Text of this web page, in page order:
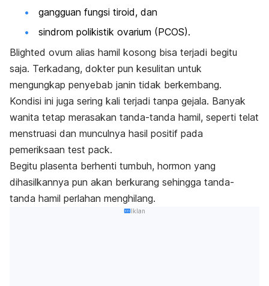
gangguan fungsi tiroid, dan
sindrom polikistik ovarium (PCOS).
Blighted ovum alias hamil kosong bisa terjadi begitu
saja. Terkadang, dokter pun kesulitan untuk
mengungkap penyebab janin tidak berkembang.
Kondisi ini juga sering kali terjadi tanpa gejala. Banyak
wanita tetap merasakan tanda-tanda hamil, seperti telat
menstruasi dan munculnya hasil positif pada
pemeriksaan test pack.
Begitu plasenta berhenti tumbuh, hormon yang
dihasilkannya pun akan berkurang sehingga tanda-
tanda hamil perlahan menghilang.
Iklan